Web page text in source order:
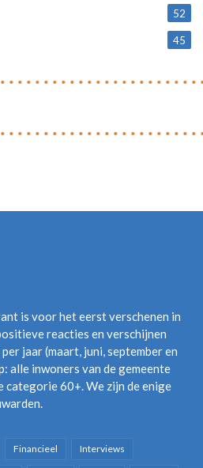
52
45
is voor het eerst verschenen in
reacties en verschijnen
jaar (maart, juni, september en
alle inwoners van de gemeente
categorie 60+. We zijn de enige
Financieel Interviews